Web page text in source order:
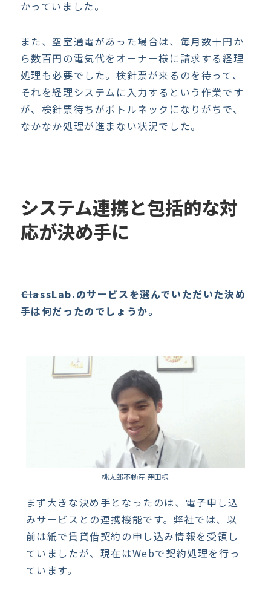
かっていました。
また、空室通電があった場合は、毎月数十円か
ら数百円の電気代をオーナー様に請求する経理
処理も必要でした。検針票が来るのを待って、
それを経理システムに入力するという作業です
が、検針票待ちがボトルネックになりがちで、
なかなか処理が進まない状況でした。
システム連携と包括的な対
応が決め手に
――ClassLab.のサービスを選んでいただいた決め
手は何だったのでしょうか。
桃太郎不動産 窪田様
まず大きな決め手となったのは、電子申し込
みサービスとの連携機能です。弊社では、以
前は紙で賃貸借契約の申し込み情報を受領し
ていましたが、現在はWebで契約処理を行っ
ています。